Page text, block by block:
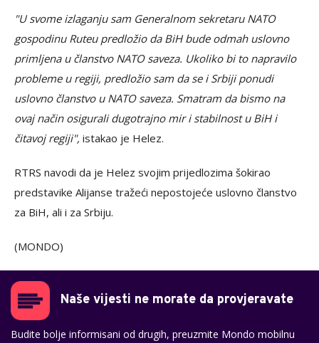
"U svome izlaganju sam Generalnom sekretaru NATO
gospodinu Ruteu predložio da BiH bude odmah uslovno
primljena u članstvo NATO saveza. Ukoliko bi to napravilo
probleme u regiji, predložio sam da se i Srbiji ponudi
uslovno članstvo u NATO saveza. Smatram da bismo na
ovaj način osigurali dugotrajno mir i stabilnost u BiH i
čitavoj regiji", istakao je Helez.
RTRS navodi da je Helez svojim prijedlozima šokirao
predstavike Alijanse tražeći nepostojeće uslovno članstvo
za BiH, ali i za Srbiju.
(MONDO)
Naše vijesti ne morate da provjeravate
Budite bolje informisani od drugih, preuzmite Mondo mobilnu